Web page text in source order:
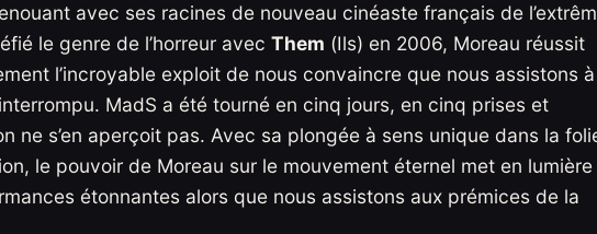
avec ses racines de nouveau cinéaste français de
le genre de l’horreur avec Them (Ils) en 2006, Moreau réussit
l’incroyable exploit de nous convaincre que nous assistons à
MadS a été tourné en cinq jours, en cinq prises et
ne s’en aperçoit pas. Avec sa plongée à sens unique dans la
le pouvoir de Moreau sur le mouvement éternel met en lumière
étonnantes alors que nous assistons aux prémices de la